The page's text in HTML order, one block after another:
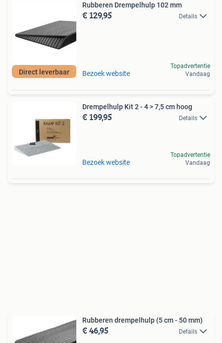
Direct leverbaar
Rubberen Drempelhulp 102 mm
€ 129,95 Details
Bezoek website
Topadvertentie
Vandaag
Drempelhulp Kit 2 - 4 > 7,5 cm hoog
€ 199,95 Details
Bezoek website
Topadvertentie
Vandaag
Rubberen drempelhulp (5 cm - 50 mm)
€ 46,95 Details